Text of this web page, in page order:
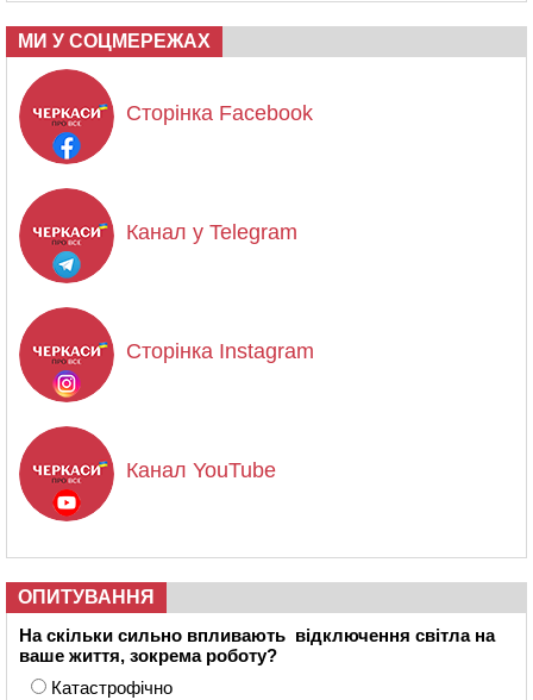
МИ У СОЦМЕРЕЖАХ
Сторінка Facebook
Канал у Telegram
Сторінка Instagram
Канал YouTube
ОПИТУВАННЯ
На скільки сильно впливають відключення світла на
ваше життя, зокрема роботу?
Катастрофічно